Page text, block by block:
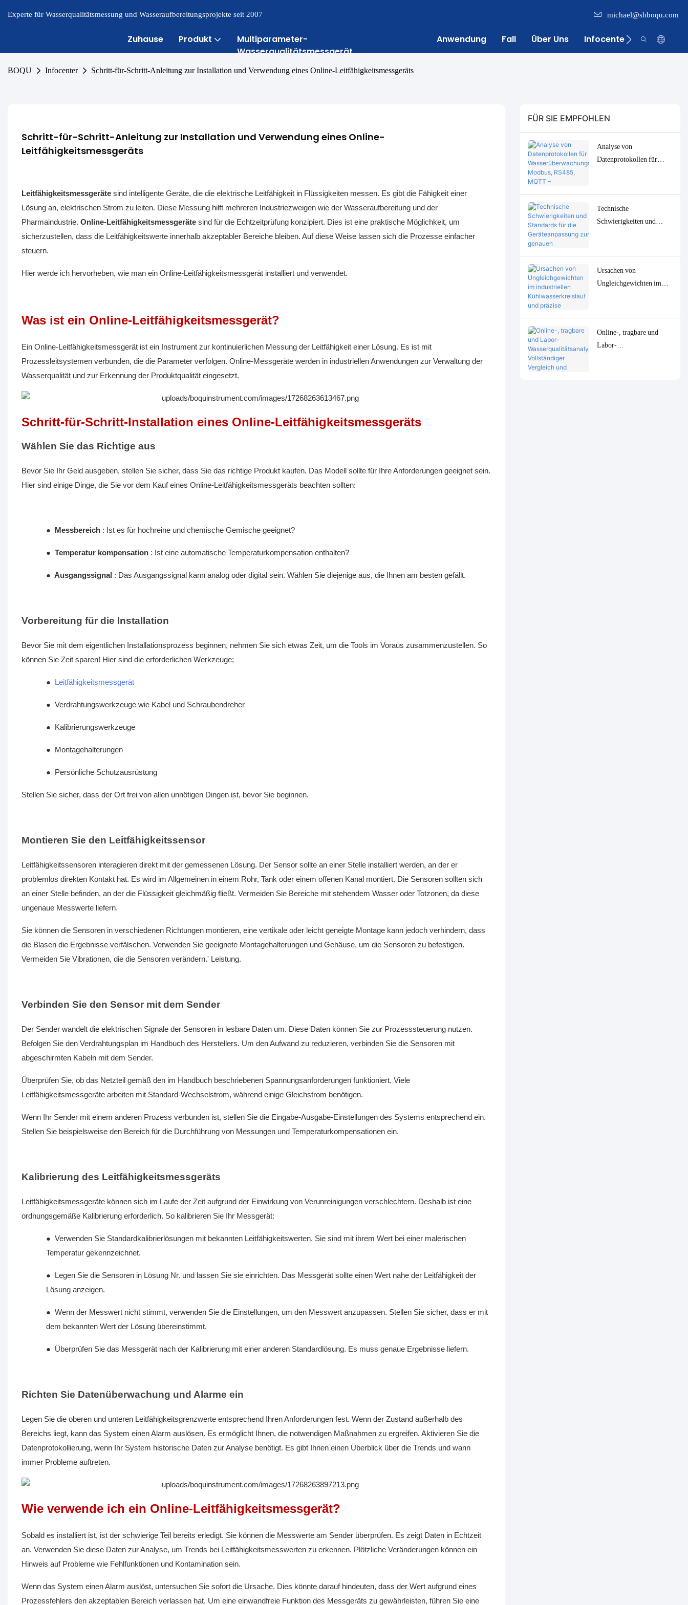
Experte für Wasserqualitätsmessung und Wasseraufbereitungsprojekte seit 2007 michael@shboqu.com
Zuhause Produkt
Multiparameter-
Wasserqualitätsmessgerät
Anwendung Fall Über Uns Infocenter Kontakt
BOQU Infocenter Schritt-für-Schritt-Anleitung zur Installation und Verwendung eines Online-Leitfähigkeitsmessgeräts
Schritt-für-Schritt-Anleitung zur Installation und Verwendung eines Online-
Leitfähigkeitsmessgeräts
Leitfähigkeitsmessgeräte sind intelligente Geräte, die die elektrische Leitfähigkeit in Flüssigkeiten messen. Es gibt die Fähigkeit einer
Lösung an, elektrischen Strom zu leiten. Diese Messung hilft mehreren Industriezweigen wie der Wasseraufbereitung und der
Pharmaindustrie. Online-Leitfähigkeitsmessgeräte sind für die Echtzeitprüfung konzipiert. Dies ist eine praktische Möglichkeit, um
sicherzustellen, dass die Leitfähigkeitswerte innerhalb akzeptabler Bereiche bleiben. Auf diese Weise lassen sich die Prozesse einfacher
steuern.
Hier werde ich hervorheben, wie man ein Online-Leitfähigkeitsmessgerät installiert und verwendet.
Was ist ein Online-Leitfähigkeitsmessgerät?
Ein Online-Leitfähigkeitsmessgerät ist ein Instrument zur kontinuierlichen Messung der Leitfähigkeit einer Lösung. Es ist mit
Prozessleitsystemen verbunden, die die Parameter verfolgen. Online-Messgeräte werden in industriellen Anwendungen zur Verwaltung der
Wasserqualität und zur Erkennung der Produktqualität eingesetzt.
Schritt-für-Schritt-Installation eines Online-Leitfähigkeitsmessgeräts
Wählen Sie das Richtige aus
Bevor Sie Ihr Geld ausgeben, stellen Sie sicher, dass Sie das richtige Produkt kaufen. Das Modell sollte für Ihre Anforderungen geeignet sein.
Hier sind einige Dinge, die Sie vor dem Kauf eines Online-Leitfähigkeitsmessgeräts beachten sollten:
● Messbereich : Ist es für hochreine und chemische Gemische geeignet?
● Temperatur kompensation : Ist eine automatische Temperaturkompensation enthalten?
● Ausgangssignal : Das Ausgangssignal kann analog oder digital sein. Wählen Sie diejenige aus, die Ihnen am besten gefällt.
Vorbereitung für die Installation
Bevor Sie mit dem eigentlichen Installationsprozess beginnen, nehmen Sie sich etwas Zeit, um die Tools im Voraus zusammenzustellen. So
können Sie Zeit sparen! Hier sind die erforderlichen Werkzeuge;
● Leitfähigkeitsmessgerät
● Verdrahtungswerkzeuge wie Kabel und Schraubendreher
● Kalibrierungswerkzeuge
● Montagehalterungen
● Persönliche Schutzausrüstung
Stellen Sie sicher, dass der Ort frei von allen unnötigen Dingen ist, bevor Sie beginnen.
Montieren Sie den Leitfähigkeitssensor
Leitfähigkeitssensoren interagieren direkt mit der gemessenen Lösung. Der Sensor sollte an einer Stelle installiert werden, an der er
problemlos direkten Kontakt hat. Es wird im Allgemeinen in einem Rohr, Tank oder einem offenen Kanal montiert. Die Sensoren sollten sich
an einer Stelle befinden, an der die Flüssigkeit gleichmäßig fließt. Vermeiden Sie Bereiche mit stehendem Wasser oder Totzonen, da diese
ungenaue Messwerte liefern.
Sie können die Sensoren in verschiedenen Richtungen montieren, eine vertikale oder leicht geneigte Montage kann jedoch verhindern, dass
die Blasen die Ergebnisse verfälschen. Verwenden Sie geeignete Montagehalterungen und Gehäuse, um die Sensoren zu befestigen.
Vermeiden Sie Vibrationen, die die Sensoren verändern.' Leistung.
Verbinden Sie den Sensor mit dem Sender
Der Sender wandelt die elektrischen Signale der Sensoren in lesbare Daten um. Diese Daten können Sie zur Prozesssteuerung nutzen.
Befolgen Sie den Verdrahtungsplan im Handbuch des Herstellers. Um den Aufwand zu reduzieren, verbinden Sie die Sensoren mit
abgeschirmten Kabeln mit dem Sender.
Überprüfen Sie, ob das Netzteil gemäß den im Handbuch beschriebenen Spannungsanforderungen funktioniert. Viele
Leitfähigkeitsmessgeräte arbeiten mit Standard-Wechselstrom, während einige Gleichstrom benötigen.
Wenn Ihr Sender mit einem anderen Prozess verbunden ist, stellen Sie die Eingabe-Ausgabe-Einstellungen des Systems entsprechend ein.
Stellen Sie beispielsweise den Bereich für die Durchführung von Messungen und Temperaturkompensationen ein.
Kalibrierung des Leitfähigkeitsmessgeräts
Leitfähigkeitsmessgeräte können sich im Laufe der Zeit aufgrund der Einwirkung von Verunreinigungen verschlechtern. Deshalb ist eine
ordnungsgemäße Kalibrierung erforderlich. So kalibrieren Sie Ihr Messgerät:
● Verwenden Sie Standardkalibrierlösungen mit bekannten Leitfähigkeitswerten. Sie sind mit ihrem Wert bei einer malerischen
Temperatur gekennzeichnet.
● Legen Sie die Sensoren in Lösung Nr. und lassen Sie sie einrichten. Das Messgerät sollte einen Wert nahe der Leitfähigkeit der
Lösung anzeigen.
● Wenn der Messwert nicht stimmt, verwenden Sie die Einstellungen, um den Messwert anzupassen. Stellen Sie sicher, dass er mit
dem bekannten Wert der Lösung übereinstimmt.
● Überprüfen Sie das Messgerät nach der Kalibrierung mit einer anderen Standardlösung. Es muss genaue Ergebnisse liefern.
Richten Sie Datenüberwachung und Alarme ein
Legen Sie die oberen und unteren Leitfähigkeitsgrenzwerte entsprechend Ihren Anforderungen fest. Wenn der Zustand außerhalb des
Bereichs liegt, kann das System einen Alarm auslösen. Es ermöglicht Ihnen, die notwendigen Maßnahmen zu ergreifen. Aktivieren Sie die
Datenprotokollierung, wenn Ihr System historische Daten zur Analyse benötigt. Es gibt Ihnen einen Überblick über die Trends und wann
immer Probleme auftreten.
Wie verwende ich ein Online-Leitfähigkeitsmessgerät?
Sobald es installiert ist, ist der schwierige Teil bereits erledigt. Sie können die Messwerte am Sender überprüfen. Es zeigt Daten in Echtzeit
an. Verwenden Sie diese Daten zur Analyse, um Trends bei Leitfähigkeitsmesswerten zu erkennen. Plötzliche Veränderungen können ein
Hinweis auf Probleme wie Fehlfunktionen und Kontamination sein.
Wenn das System einen Alarm auslöst, untersuchen Sie sofort die Ursache. Dies könnte darauf hindeuten, dass der Wert aufgrund eines
Prozessfehlers den akzeptablen Bereich verlassen hat. Um eine einwandfreie Funktion des Messgeräts zu gewährleisten, führen Sie eine
FÜR SIE EMPFOHLEN
Analyse von
Datenprotokollen für
MQTT – Anpassungs- und
Fehlerbehebungslösungen
Technische
Schwierigkeiten und
genauen Bestimmung von
Spurenwasserqualitätspara
metern in niedrigen
Ursachen von
Ungleichgewichten im
präzise Überwachungs-
und Steuerungslösungen
Online-, tragbare und
Labor-